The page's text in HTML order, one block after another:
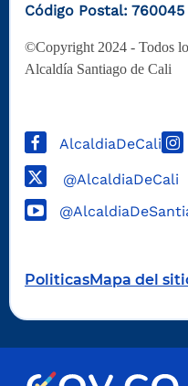
Código Postal: 760045
©Copyright 2024 - Todos
Alcaldía Santiago de Cali
AlcaldiaDeCali
@AlcaldiaDeCali
PoliticasMapa del